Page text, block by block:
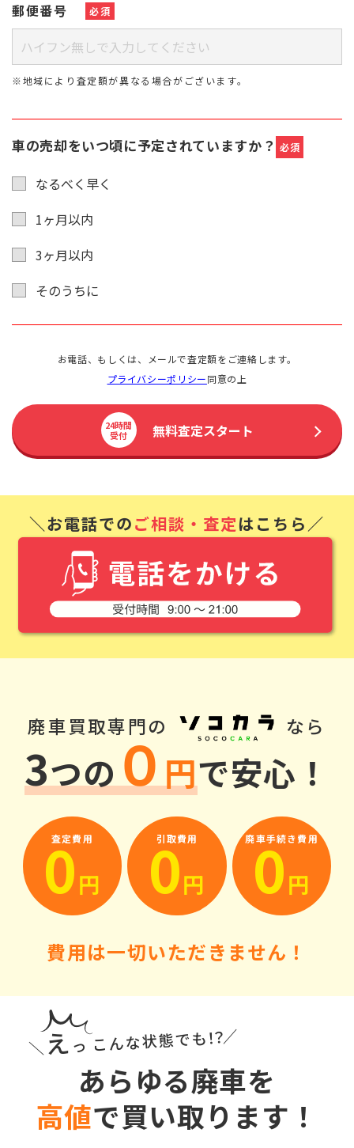
郵便番号 必須
※地域により査定額が異なる場合がございます。
車の売却をいつ頃に予定されていますか？ 必須
なるべく早く
1ヶ月以内
3ヶ月以内
そのうちに
お電話、もしくは、メールで査定額をご連絡します。
プライバシーポリシー同意の上
24時間
受付
無料査定スタート
＼お電話でのご相談・査定はこちら／
廃車買取専門の なら
3つの ０円で安心！
査定費用
0円
引取費用
0円
廃車手続き費用
0円
費用は一切いただきません！
＼えっ こんな状態でも！？／
あらゆる廃車を
高値で買い取ります！